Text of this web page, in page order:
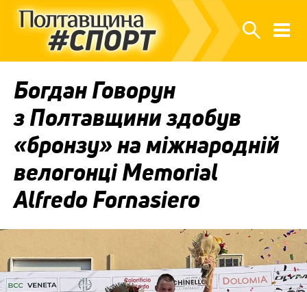
Богдан Говорун
з Полтавщини здобув
«бронзу» на міжнародній
велогонці Memorial
Alfredo Fornasiero